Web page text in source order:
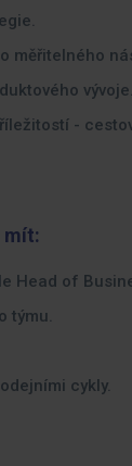
měřitelného
vývoje.
-
mít:
Head of
týmu.
cykly.